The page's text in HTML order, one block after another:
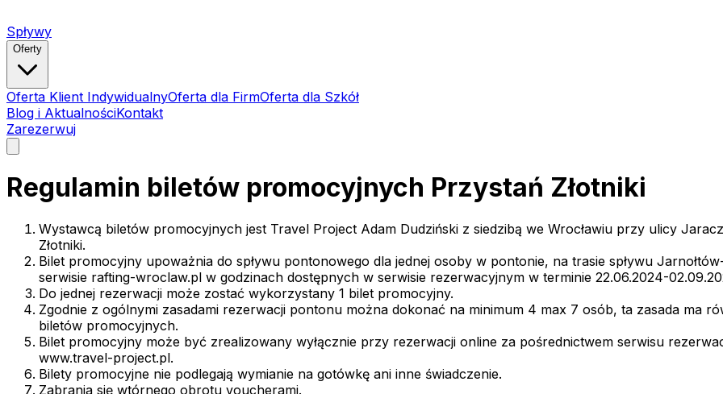
Spływy
Oferty
Oferta Klient IndywidualnyOferta dla FirmOferta dla Szkół
Blog i AktualnościKontakt
Zarezerwuj
Regulamin biletów promocyjnych Przystań Złotniki
Wystawcą biletów promocyjnych jest Travel Project Adam Dudziński z siedzibą we Wrocławiu przy ulicy
Złotniki.
Bilet promocyjny upoważnia do spływu pontonowego dla jednej osoby w pontonie, na trasie spływu
serwisie rafting-wroclaw.pl w godzinach dostępnych w serwisie rezerwacyjnym w terminie 22.06.2024-
Do jednej rezerwacji może zostać wykorzystany 1 bilet promocyjny.
Zgodnie z ogólnymi zasadami rezerwacji pontonu można dokonać na minimum 4 max 7 osób, ta zasada ma
biletów promocyjnych.
Bilet promocyjny może być zrealizowany wyłącznie przy rezerwacji online za pośrednictwem serwisu
www.travel-project.pl.
Bilety promocyjne nie podlegają wymianie na gotówkę ani inne świadczenie.
Zabrania się wtórnego obrotu voucherami.